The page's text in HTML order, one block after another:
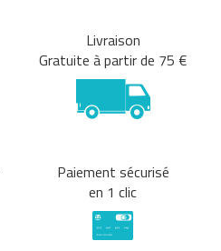
Livraison
Gratuite à partir de 75 €
Paiement sécurisé
en 1 clic